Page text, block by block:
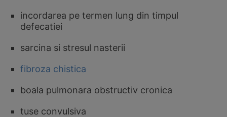
incordarea pe termen lung din timpul
defecatiei
sarcina si stresul nasterii
fibroza chistica
boala pulmonara obstructiv cronica
tuse convulsiva